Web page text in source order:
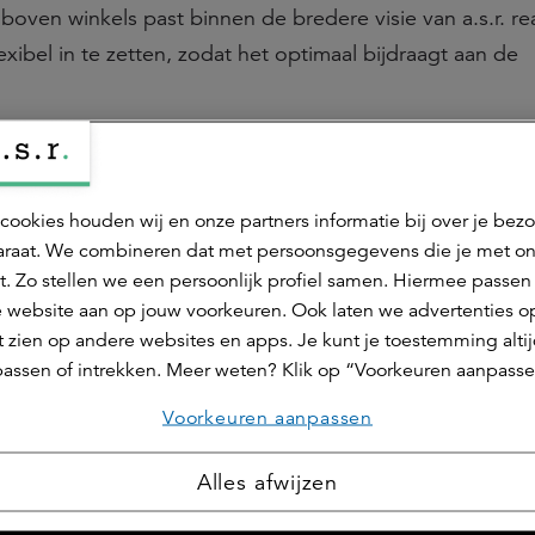
winkels past binnen de bredere visie van a.s.r.
in te zetten, zodat het optimaal bijdraagt aan de
kledingmerk dat is opgericht in 1962 en hoogwaardige
dames en kids met eenCasually Stylish signatuur.
kleedt WE® haar klanten voor de gedeelde
ook vertaald naar de merkslogan, WEAR THE
verkocht door meer dan 2.000 medewerkers in meer
en Zwitserland, via de WE Fashion Online
You, Bol, Wehkamp en Zalando. Het WE IS ME-
beloningen en andere extra’s. Het
van de organisatie bevinden zich in Utrecht,
houden wij en onze partners informatie bij over je
We combineren dat met persoonsgegevens die je met
Zo stellen we een persoonlijk profiel samen. Hiermee
website aan op jouw voorkeuren. Ook laten we advertenties
zien op andere websites en apps. Je kunt je toestemming
of intrekken. Meer weten? Klik op “Voorkeuren
Voorkeuren aanpassen
Alles afwijzen